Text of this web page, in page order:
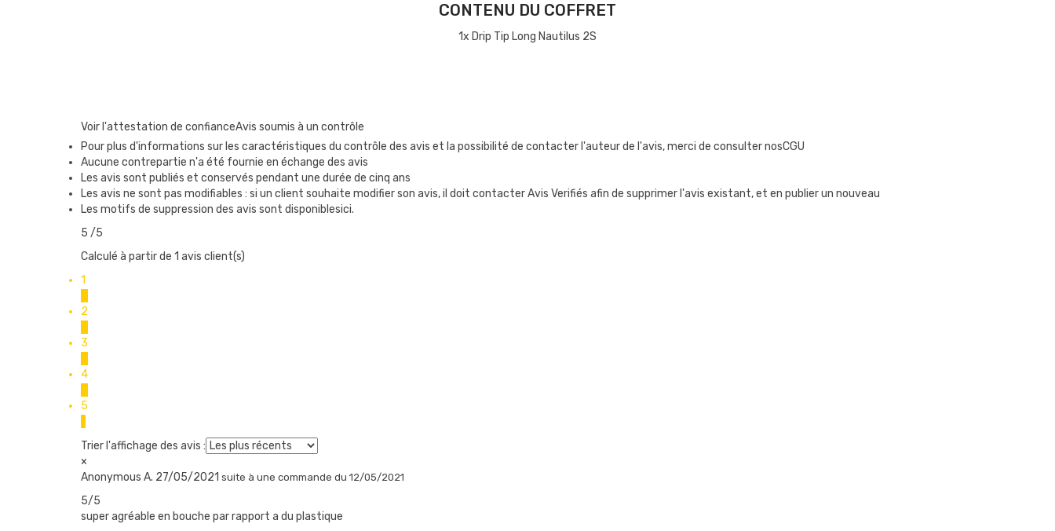
CONTENU DU COFFRET
1x Drip Tip Long Nautilus 2S
Voir l'attestation de confianceAvis soumis à un contrôle
Pour plus d'informations sur les caractéristiques du contrôle des avis et la possibilité de contacter l'auteur de l'avis, merci de consulter nosCGU
Aucune contrepartie n'a été fournie en échange des avis
Les avis sont publiés et conservés pendant une durée de cinq ans
Les avis ne sont pas modifiables : si un client souhaite modifier son avis, il doit contacter Avis Verifiés afin de supprimer l'avis existant, et en publier un nouveau
Les motifs de suppression des avis sont disponiblesici.
5 /5
Calculé à partir de 1 avis client(s)
1
2
3
4
5
Trier l'affichage des avis :
×
Anonymous A. 27/05/2021 suite à une commande du 12/05/2021
5/5
super agréable en bouche par rapport a du plastique